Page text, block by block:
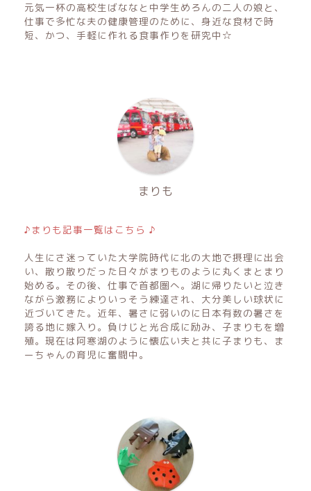
元気一杯の高校生ばななと中学生めろんの二人の娘と、
仕事で多忙な夫の健康管理のために、身近な食材で時
短、かつ、手軽に作れる食事作りを研究中☆
まりも
♪まりも記事一覧はこちら ♪
人生にさ迷っていた大学院時代に北の大地で摂理に出会
い、散り散りだった日々がまりものように丸くまとまり
始める。その後、仕事で首都圏へ。湖に帰りたいと泣き
ながら激務によりいっそう練達され、大分美しい球状に
近づいてきた。近年、暑さに弱いのに日本有数の暑さを
誇る地に嫁入り。負けじと光合成に励み、子まりもを増
殖。現在は阿寒湖のように懐広い夫と共に子まりも、ま
ーちゃんの育児に奮闘中。